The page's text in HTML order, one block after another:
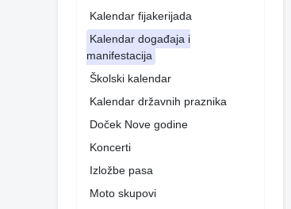
Kalendar fijakerijada
Kalendar događaja i
manifestacija
Školski kalendar
Kalendar državnih praznika
Doček Nove godine
Koncerti
Izložbe pasa
Moto skupovi